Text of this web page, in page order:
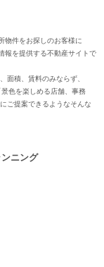
物件をお探しのお客様に
報を提供する不動産サイトで
⾯積、賃料のみならず、
⾊を楽しめる店舗、事務
ご提案できるようなそんな
ニング